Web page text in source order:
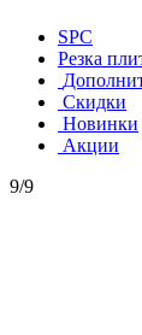
SPC
Резка
Скидки
Новинки
Акции
9/9